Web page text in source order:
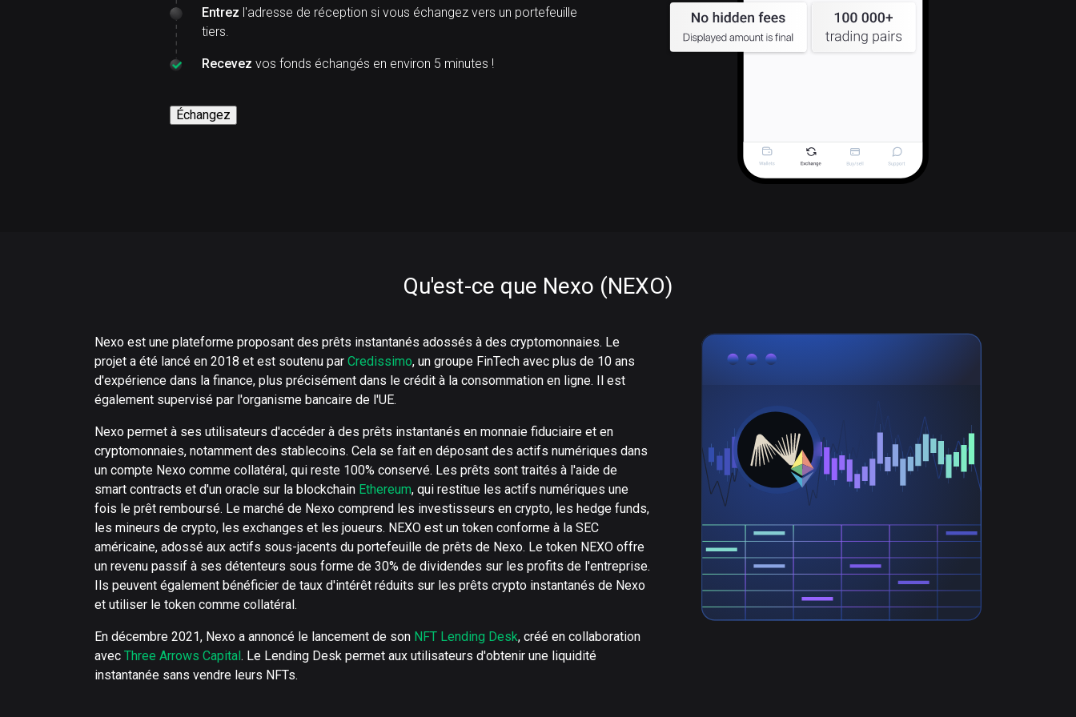
Entrez l'adresse de réception si vous échangez vers un portefeuille
tiers.
Recevez vos fonds échangés en environ 5 minutes !
Échangez
Qu'est-ce que Nexo (NEXO)
Nexo est une plateforme proposant des prêts instantanés adossés à des cryptomonnaies. Le
projet a été lancé en 2018 et est soutenu par Credissimo, un groupe FinTech avec plus de 10 ans
d'expérience dans la finance, plus précisément dans le crédit à la consommation en ligne. Il est
également supervisé par l'organisme bancaire de l'UE.
Nexo permet à ses utilisateurs d'accéder à des prêts instantanés en monnaie fiduciaire et en
cryptomonnaies, notamment des stablecoins. Cela se fait en déposant des actifs numériques dans
un compte Nexo comme collatéral, qui reste 100% conservé. Les prêts sont traités à l'aide de
smart contracts et d'un oracle sur la blockchain Ethereum, qui restitue les actifs numériques une
fois le prêt remboursé. Le marché de Nexo comprend les investisseurs en crypto, les hedge funds,
les mineurs de crypto, les exchanges et les joueurs. NEXO est un token conforme à la SEC
américaine, adossé aux actifs sous-jacents du portefeuille de prêts de Nexo. Le token NEXO offre
un revenu passif à ses détenteurs sous forme de 30% de dividendes sur les profits de l'entreprise.
Ils peuvent également bénéficier de taux d'intérêt réduits sur les prêts crypto instantanés de Nexo
et utiliser le token comme collatéral.
En décembre 2021, Nexo a annoncé le lancement de son NFT Lending Desk, créé en collaboration
avec Three Arrows Capital. Le Lending Desk permet aux utilisateurs d'obtenir une liquidité
instantanée sans vendre leurs NFTs.